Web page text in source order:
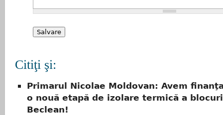
Citiţi şi:
Primarul Nicolae Moldovan: Avem
o nouă etapă de izolare termică a
Beclean!